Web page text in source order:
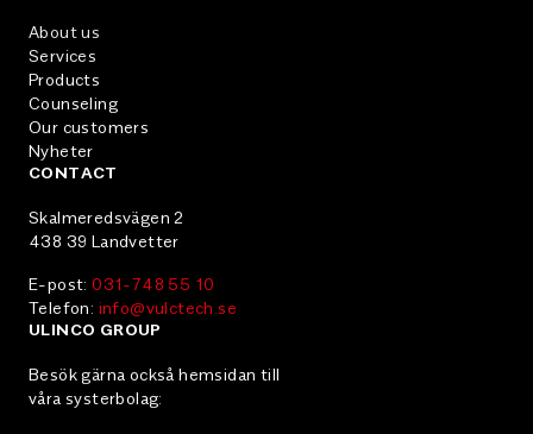
About us
Services
Products
Counseling
Our customers
Nyheter
CONTACT
Skalmeredsvägen 2
438 39 Landvetter
E-post:031-748 55 10
Telefon: info@vulctech.se
ULINCO GROUP
Besök gärna också hemsidan till
våra systerbolag: